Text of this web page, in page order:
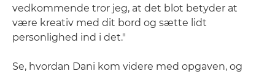
vedkommende tror jeg, at det blot betyder at
være kreativ med dit bord og sætte lidt
personlighed ind i det."
Se, hvordan Dani kom videre med opgaven, og